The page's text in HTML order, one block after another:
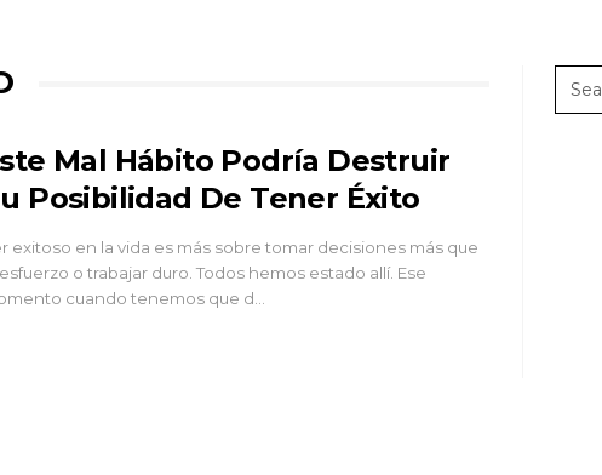
Mal Hábito Podría Destruir
Posibilidad De Tener Éxito
exitoso en la vida es más sobre tomar decisiones más que
o trabajar duro. Todos hemos estado allí. Ese
cuando tenemos que d…